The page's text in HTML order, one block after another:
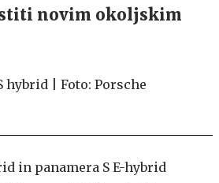
novim okoljskim
in panamera S E-hybrid